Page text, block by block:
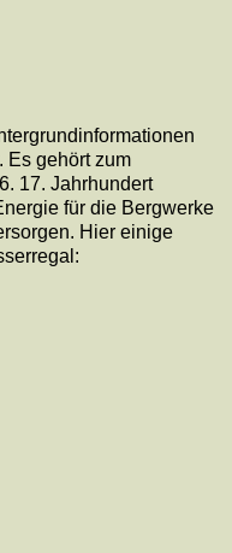
Es gehört zum
17. Jahrhundert
für die Bergwerke
Hier einige